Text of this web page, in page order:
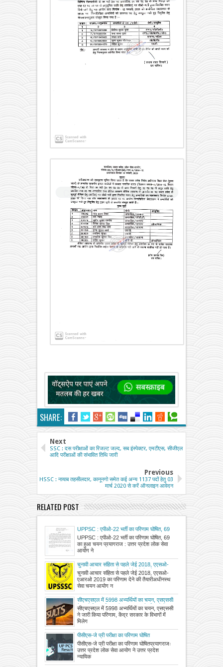
SHARE:
Next
SSC : दस परीक्षाओं का रिजल्ट जल्द, सब इंस्पेक्टर, एमटीएस, सीजीएल
आदि परीक्षाओं की संभावित तिथि जारी
Previous
HSSC : नायाब तहसीलदार, कानूनगो समेत कई अन्य 1137 पदों हेतु 03
मार्च 2020 से करें ऑनलाइन आवेदन
RELATED POST
UPPSC : एपीओ-22 भर्ती का परिणाम घोषित, 69
का हुआ चयन
UPPSC : एपीओ-22 भर्ती का परिणाम घोषित, 69
का हुआ चयन प्रयागराज : उत्तर प्रदेश लोक सेवा
आयोग ने
चुनावी आचार संहिता से पहले जेई 2018, एएसओ-
एआरओ 2019 का परिणाम देने की तैयारी
चुनावी आचार संहिता से पहले जेई 2018, एएसओ-
एआरओ 2019 का परिणाम देने की तैयारीअधीनस्थ
सेवा चयन आयोग न
सीएचएसएल में 5998 अभ्यर्थियों का चयन, एसएससी
ने जारी किया परिणाम, केंद्र सरकार के विभागों में
मिलेगी तैनाती
सीएचएसएल में 5998 अभ्यर्थियों का चयन, एसएससी
ने जारी किया परिणाम, केंद्र सरकार के विभागों में
मिलेग
पीसीएस-जे प्री परीक्षा का परिणाम घोषित
पीसीएस-जे प्री परीक्षा का परिणाम घोषितप्रयागराजः
उत्तर प्रदेश लोक सेवा आयोग ने उत्तर प्रदेश
न्यायिक